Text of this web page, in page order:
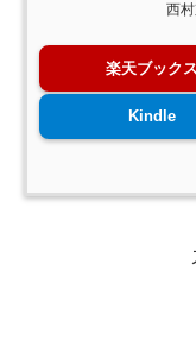
西
楽天ブックス
Kindle